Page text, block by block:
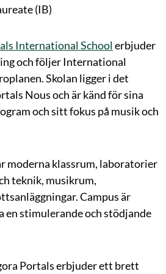
(IB)
International Schoolerbjuder
och följer International
Skolan ligger i det
Nous och är känd för sina
och sitt fokus på musik och
moderna klassrum, laboratorier
teknik, musikrum,
Campus är
en stimulerande och stödjande
Portals erbjuder ett brett